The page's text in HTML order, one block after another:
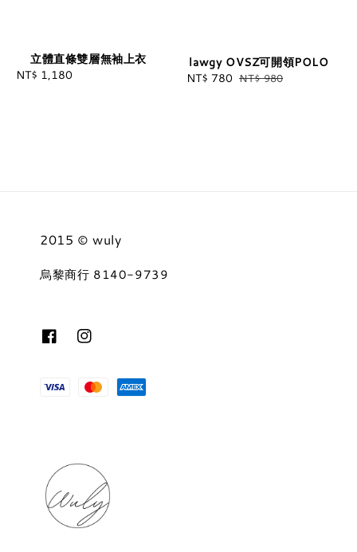
立體直條雙層無袖上衣
Regular
NT$ 1,180
lawgy OVSZ可開領POLO
Sale
NT$ 780 Regular
NT$ 980
2015 © wuly
烏黎商行 8140-9739